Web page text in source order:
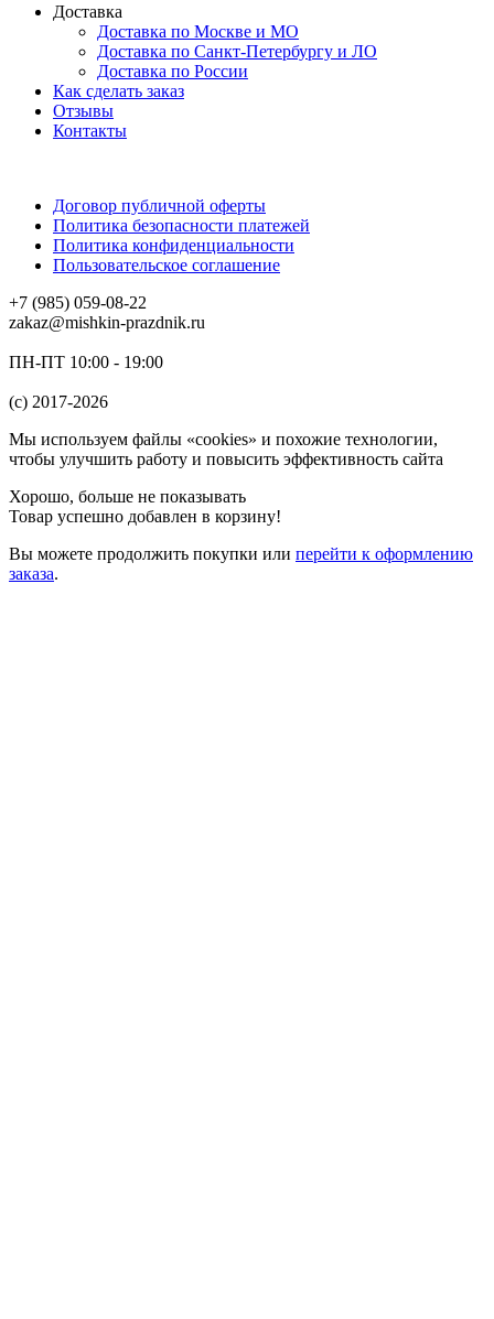
Доставка
Доставка по Москве и МО
Доставка по Санкт-Петербургу и ЛО
Доставка по России
Как сделать заказ
Отзывы
Контакты
Договор публичной оферты
Политика безопасности платежей
Политика конфиденциальности
Пользовательское соглашение
+7 (985) 059-08-22
zakaz@mishkin-prazdnik.ru
ПН-ПТ 10:00 - 19:00
(c) 2017-2026
Мы используем файлы «cookies» и похожие технологии,
чтобы улучшить работу и повысить эффективность сайта
Хорошо, больше не показывать
Товар успешно добавлен в корзину!
Вы можете продолжить покупки или перейти к оформлению
заказа.